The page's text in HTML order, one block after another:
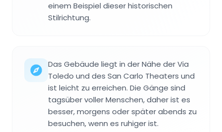
einem Beispiel dieser historischen
Stilrichtung.
Das Gebäude liegt in der Nähe der Via
Toledo und des San Carlo Theaters und
ist leicht zu erreichen. Die Gänge sind
tagsüber voller Menschen, daher ist es
besser, morgens oder später abends zu
besuchen, wenn es ruhiger ist.